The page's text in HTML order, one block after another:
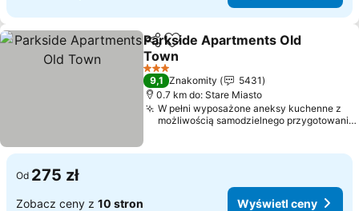
Udostępnij
Dodaj do ulubionych
Parkside Apartments Old
Town
3 Kategoria
9,1 Znakomity
5431
0.7 km do: Stare Miasto
W pełni wyposażone aneksy kuchenne z
możliwością samodzielnego przygotowania
Od 275 zł
Zobacz ceny z 10 stron Wyświetl ceny